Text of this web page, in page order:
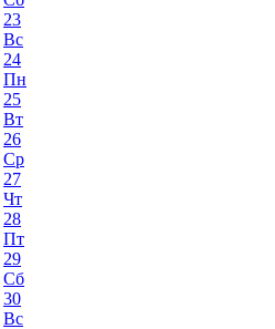
23
Вс
24
Пн
25
Вт
26
Ср
27
Чт
28
Пт
29
Сб
30
Вс